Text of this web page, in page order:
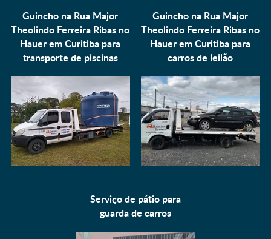
Guincho na Rua Major
Theolindo Ferreira Ribas no
Hauer em Curitiba para
transporte de piscinas
Guincho na Rua Major
Theolindo Ferreira Ribas no
Hauer em Curitiba para
carros de leilão
Serviço de pátio para
guarda de carros